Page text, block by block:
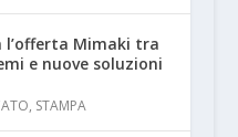
l’offerta Mimaki tra
e nuove soluzioni
, STAMPA